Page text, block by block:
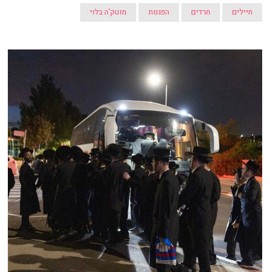
חיילים חרדים הפגנות מוטק'ה בלוי